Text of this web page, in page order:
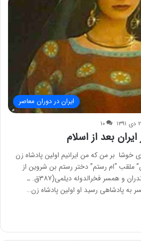
ایران در دوران معاصر
۱۰
بعد از اسلام
خوشا بر من که من ایرانیم اولین پادشاه زن
ملقب “ام رستم” دختر رستم بن شروین از
سپهبدان خانان باوند در مازندران و همسر فخرالدوله دیلمی(۳۸۷ق. ـ